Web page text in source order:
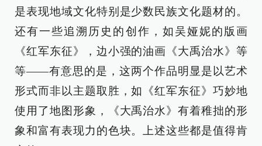
是表现地域文化特别是少数民族文化题材的。
还有一些追溯历史的创作，如吴娅妮的版画
《红军东征》，边小强的油画《大禹治水》等
等——有意思的是，这两个作品明显是以艺术
形式而非以主题取胜，如《红军东征》巧妙地
使用了地图形象，《大禹治水》有着稚拙的形
象和富有表现力的色块。上述这些都是值得肯